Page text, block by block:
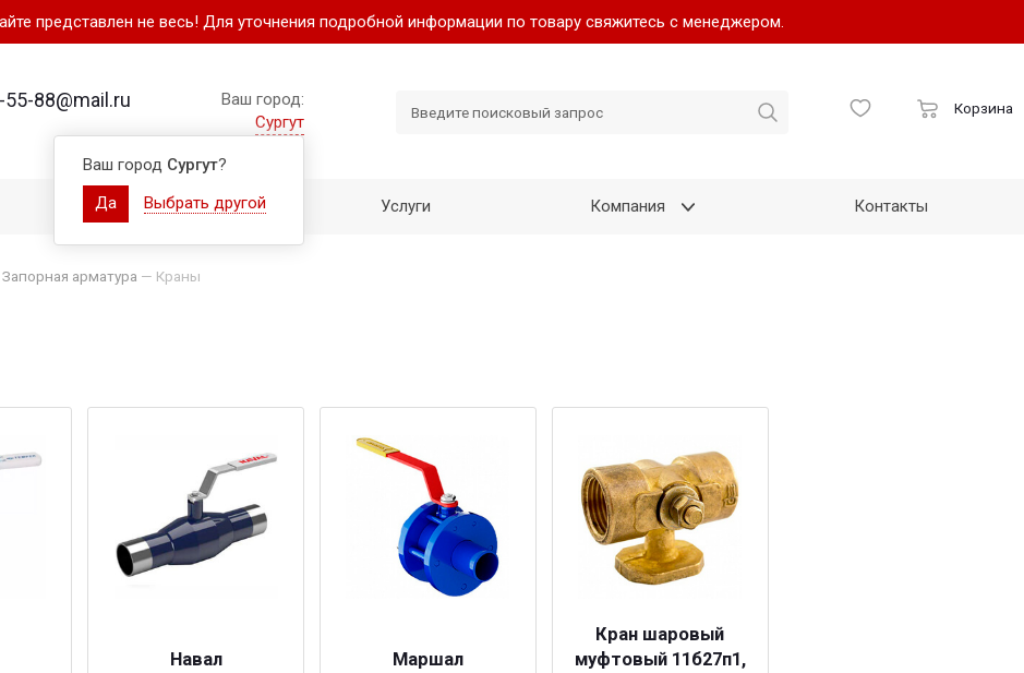
представлен не весь! Для уточнения подробной информации по товару свяжитесь с менеджером.
55-88@mail.ru
Ваш город:
Сургут
Ваш город Сургут?
Да
Выбрать другой
Корзина
Как купить Услуги Компания Контакты
Запорная арматура — Краны
Навал Маршал
Кран шаровый
муфтовый 11б27п1,